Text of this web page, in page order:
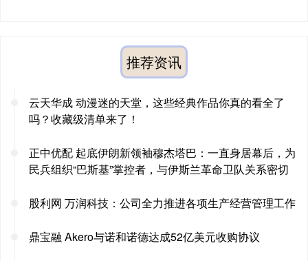
推荐资讯
云天华成 动漫迷的天堂，这些经典作品你真的看全了
吗？收藏级清单来了！
正中优配 起底伊朗新领袖穆杰塔巴：一直身居幕后，为
民兵组织“巴斯基”掌控者，与伊斯兰革命卫队关系密切
股利网 万润科技：公司全力推进各项生产经营管理工作
鼎宝融 Akero与诺和诺德达成52亿美元收购协议